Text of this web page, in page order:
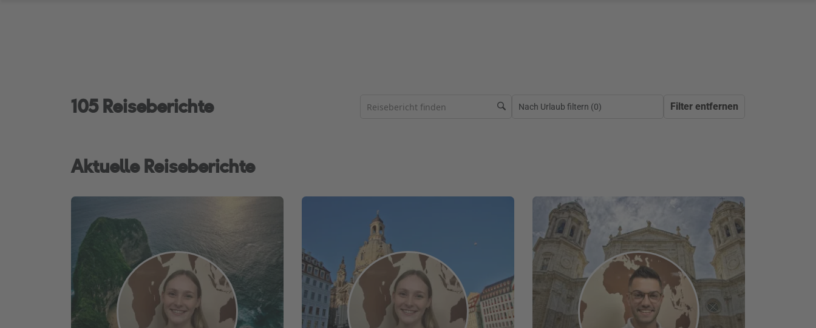
105 Reiseberichte Nach Urlaub filtern (0) Filter entfernen
Aktuelle Reiseberichte